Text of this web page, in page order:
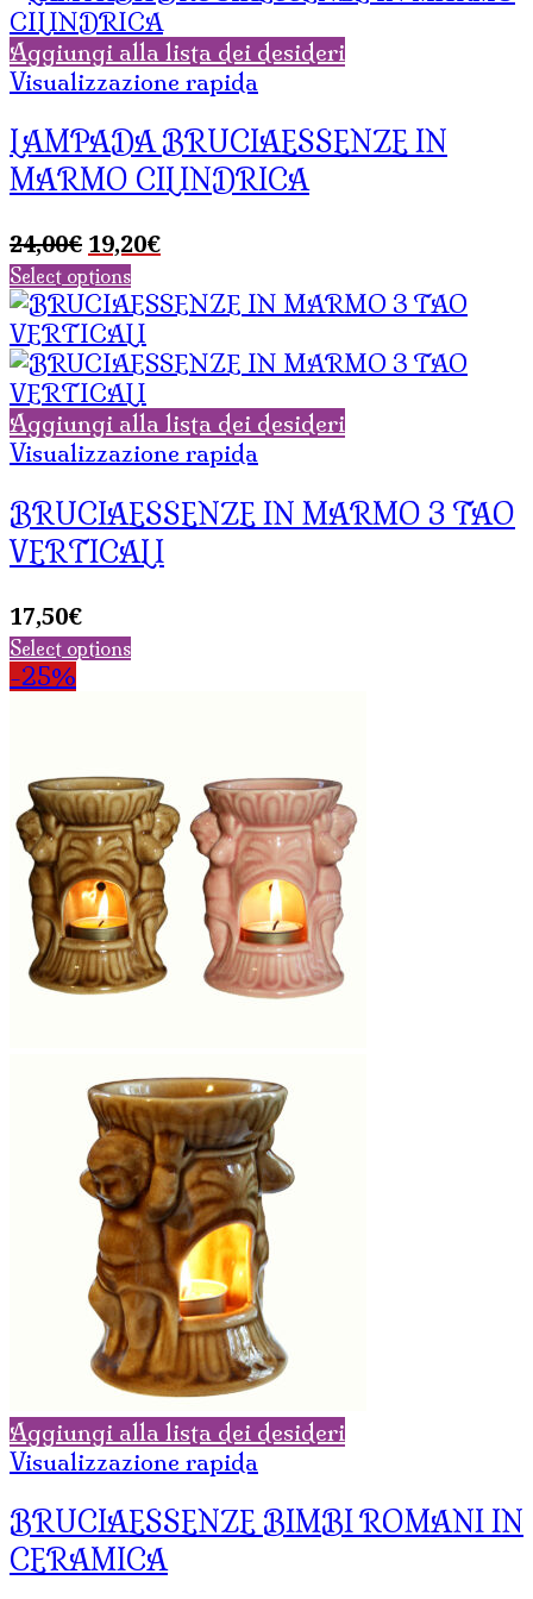
Aggiungi alla lista dei desideri
Visualizzazione rapida
LAMPADA BRUCIAESSENZE IN
MARMO CILINDRICA
24,00€ Il
prezzo
originale
era:
24,00€.
19,20€Il
attuale
19,20€.
Select options
Aggiungi alla lista dei desideri
Visualizzazione rapida
BRUCIAESSENZE IN MARMO 3 TAO
VERTICALI
17,50€
Select options
-25%
Aggiungi alla lista dei desideri
Visualizzazione rapida
BRUCIAESSENZE BIMBI ROMANI IN
CERAMICA